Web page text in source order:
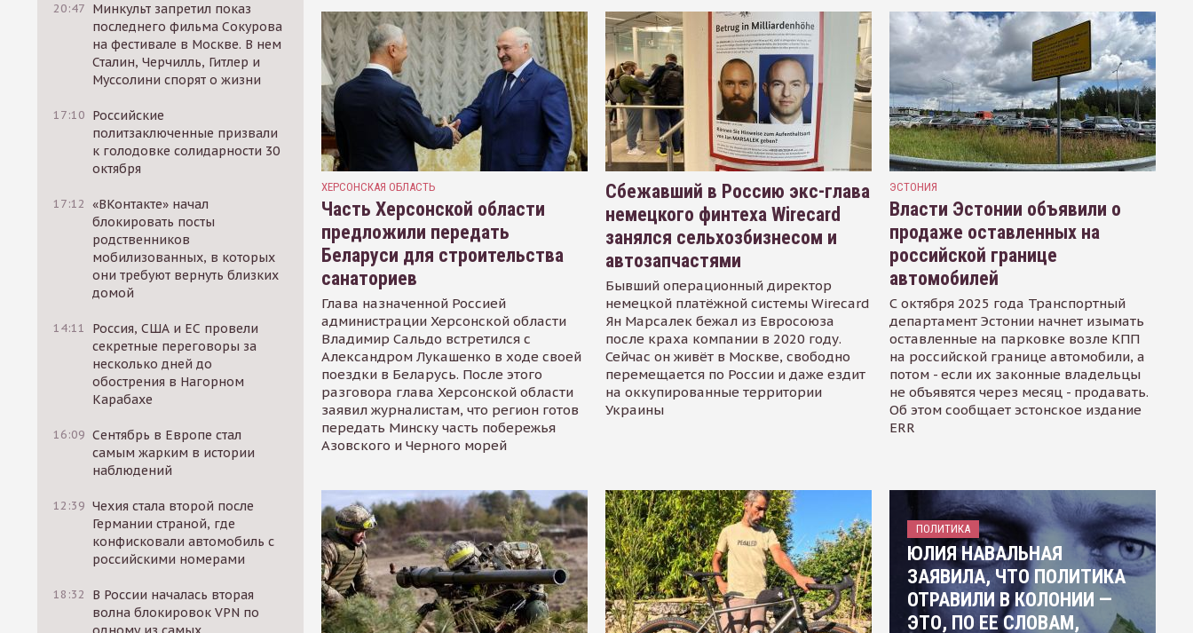
20:47 Минкульт запретил показ
последнего фильма Сокурова
на фестивале в Москве. В нем
Сталин, Черчилль, Гитлер и
Муссолини спорят о жизни
17:10 Российские
политзаключенные призвали
к голодовке солидарности 30
октября
17:12 «ВКонтакте» начал
блокировать посты
родственников
мобилизованных, в которых
они требуют вернуть близких
домой
14:11
Россия, США и ЕС провели
секретные переговоры за
несколько дней до
обострения в Нагорном
Карабахе
16:09 Сентябрь в Европе стал
самым жарким в истории
наблюдений
12:39 Чехия стала второй после
Германии страной, где
конфисковали автомобиль с
российскими номерами
18:32
В России началась вторая
волна блокировок VPN по
ХЕРСОНСКАЯ ОБЛАСТЬ
Часть Херсонской области
предложили передать
Беларуси для строительства
санаториев
Глава назначенной Россией
администрации Херсонской области
Владимир Сальдо встретился с
Александром Лукашенко в ходе своей
поездки в Беларусь. После этого
разговора глава Херсонской области
заявил журналистам, что регион готов
передать Минску часть побережья
Азовского и Черного морей
Сбежавший в Россию экс-глава
немецкого финтеха Wirecard
занялся сельхозбизнесом и
автозапчастями
Бывший операционный директор
немецкой платёжной системы Wirecard
Ян Марсалек бежал из Евросоюза
после краха компании в 2020 году.
Сейчас он живёт в Москве, свободно
перемещается по России и даже ездит
на оккупированные территории
Украины
ЭСТОНИЯ
Власти Эстонии объявили о
продаже оставленных на
российской границе
автомобилей
С октября 2025 года Транспортный
департамент Эстонии начнет изымать
оставленные на парковке возле КПП
на российской границе автомобили, а
потом - если их законные владельцы
не объявятся через месяц - продавать.
Об этом сообщает эстонское издание
ERR
ПОЛИТИКА
ЮЛИЯ НАВАЛЬНАЯ
ЗАЯВИЛА, ЧТО ПОЛИТИКА
ОТРАВИЛИ В КОЛОНИИ —
ЭТО, ПО ЕЕ СЛОВАМ,